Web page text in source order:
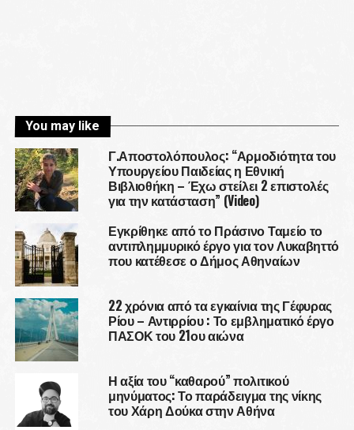
You may like
Γ.Αποστολόπουλος: “Αρμοδιότητα του
Υπουργείου Παιδείας η Εθνική
Βιβλιοθήκη – Έχω στείλει 2 επιστολές
για την κατάσταση” (Video)
Εγκρίθηκε από το Πράσινο Ταμείο το
αντιπλημμυρικό έργο για τον Λυκαβηττό
που κατέθεσε ο Δήμος Αθηναίων
22 χρόνια από τα εγκαίνια της Γέφυρας
Ρίου – Αντιρρίου : Το εμβληματικό έργο
ΠΑΣΟΚ του 21ου αιώνα
Η αξία του “καθαρού” πολιτικού
μηνύματος: Το παράδειγμα της νίκης
του Χάρη Δούκα στην Αθήνα